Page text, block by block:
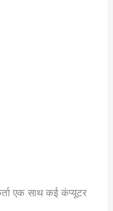
एक साथ कई कंप्यूटर